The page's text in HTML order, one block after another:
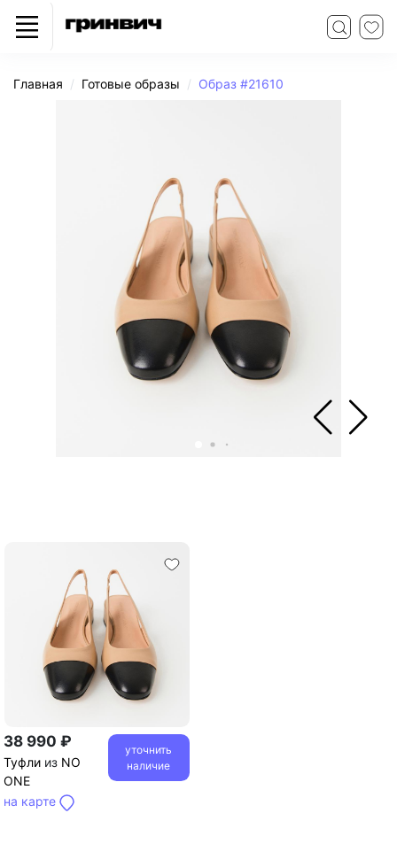
Главная Готовые образы Образ #21610
38 990 ₽
Туфли из NO
ONE
на карте
уточнить
наличие